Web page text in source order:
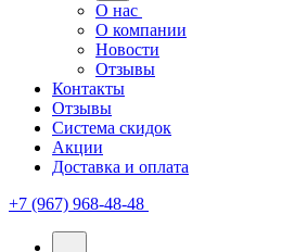
О нас
О компании
Новости
Отзывы
Контакты
Отзывы
Система скидок
Акции
Доставка и оплата
+7 (967) 968-48-48